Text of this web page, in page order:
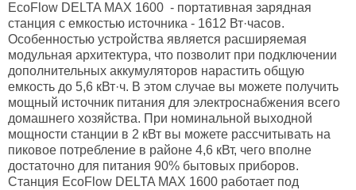
EcoFlow DELTA MAX 1600 - портативная зарядная
станция с емкостью источника - 1612 Вт·часов.
Особенностью устройства является расширяемая
модульная архитектура, что позволит при подключении
дополнительных аккумуляторов нарастить общую
емкость до 5,6 кВт·ч. В этом случае вы можете получить
мощный источник питания для электроснабжения всего
домашнего хозяйства. При номинальной выходной
мощности станции в 2 кВт вы можете рассчитывать на
пиковое потребление в районе 4,6 кВт, чего вполне
достаточно для питания 90% бытовых приборов.
Станция EcoFlow DELTA MAX 1600 работает под